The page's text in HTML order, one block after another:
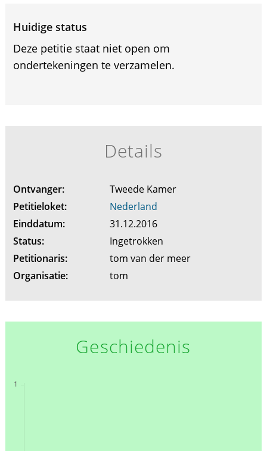
Huidige status
Deze petitie staat niet open om
ondertekeningen te verzamelen.
Details
Ontvanger:
Tweede Kamer
Petitieloket:
Nederland
Einddatum:
31.12.2016
Status:
Ingetrokken
Petitionaris:
tom van der meer
Organisatie:
tom
Geschiedenis